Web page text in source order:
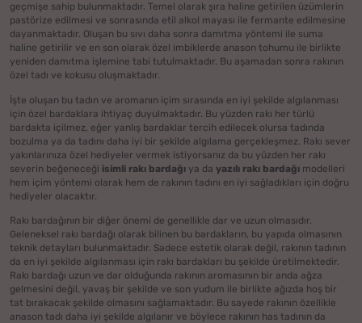
geçmişe sahip bulunmaktadır. Temel olarak şıra haline getirilen üzümlerin
pastörize edilmesi ve sonrasında etil alkol mayası ile fermante edilmesine
dayanmaktadır. Oluşan bu sıvı daha sonra damıtma yöntemi ile suma
haline getirilir ve en son olarak özel imbiklerde anason tohumu ile birlikte
yeniden damıtma işlemine tabi tutulmaktadır. Bu aşamadan sonra rakının
özel tadı ve kokusu oluşmaktadır.
İşte oluşan bu tadın ve aromanın içim sırasında en iyi şekilde algılanması
için özel bardaklara ihtiyaç duyulmaktadır. Bu yüzden rakı her türlü
bardakta içilmez, eğer yanlış bardaklar tercih edilecek olursa tadında
bozulma ya da tadını daha iyi bir şekilde algılama gerçekleşmez. Rakı sever
yakınlarınıza özel hediyeler vermek istiyorsanız da bu yüzden her rakı
severin beğeneceği isimli rakı bardağı ya da yazılı rakı bardağı modelleri
hem içim yöntemi olarak hem de rakının tadını en iyi sağladıkları için doğru
hediyeler olacaktır.
Rakı bardağının bir diğer önemi de genellikle dar ve uzun olmasıdır.
Geleneksel rakı bardağı olarak bilinen bu bardakların, bu yapıda olmasının
teknik detayları bulunmaktadır. Sadece estetik olarak değil, rakının tadının
da en iyi şekilde algılanması için rakı bardakları bu şekilde üretilmektedir.
Rakı bardağı uzun ve dar olduğunda rakının aromasının bir anda ağza
gelmesini değil, yavaş bir şekilde ve son yudum ile birlikte ağızda hoş bir
tat bırakacak şekilde olmasını sağlamaktadır. Bu sayede rakının özellikle
anason tadı daha iyi şekilde algılanır ve böylece rakının has tadının da